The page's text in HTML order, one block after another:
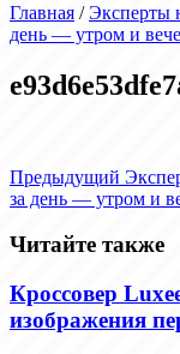
Главная /Эксперты
день — утром и
Предыдущий
за день — утром и
Читайте также
Кроссовер
изображения